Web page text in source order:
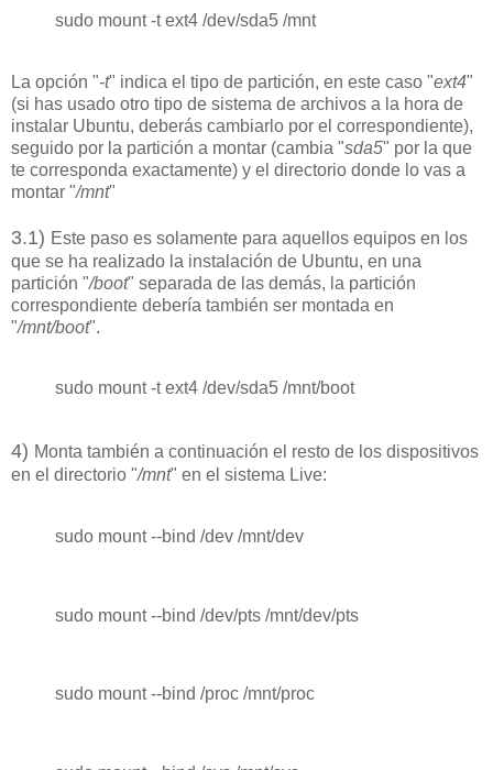
sudo mount -t ext4 /dev/sda5 /mnt
La opción "-t" indica el tipo de partición, en este caso "ext4"
(si has usado otro tipo de sistema de archivos a la hora de
instalar Ubuntu, deberás cambiarlo por el correspondiente),
seguido por la partición a montar (cambia "sda5" por la que
te corresponda exactamente) y el directorio donde lo vas a
montar "/mnt"
3.1) Este paso es solamente para aquellos equipos en los
que se ha realizado la instalación de Ubuntu, en una
partición "/boot" separada de las demás, la partición
correspondiente debería también ser montada en
"/mnt/boot".
sudo mount -t ext4 /dev/sda5 /mnt/boot
4) Monta también a continuación el resto de los dispositivos
en el directorio "/mnt" en el sistema Live:
sudo mount --bind /dev /mnt/dev
sudo mount --bind /dev/pts /mnt/dev/pts
sudo mount --bind /proc /mnt/proc